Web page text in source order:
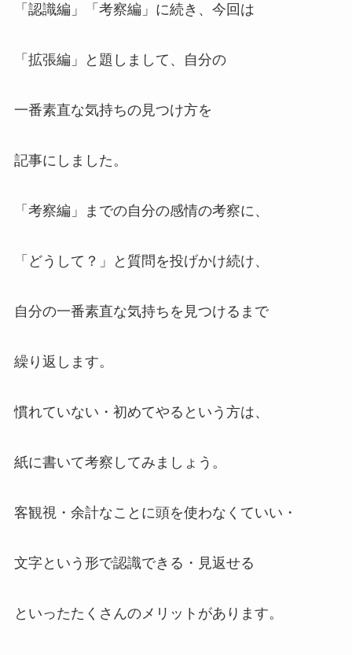
「認識編」「考察編」に続き、今回は
「拡張編」と題しまして、自分の
一番素直な気持ちの見つけ方を
記事にしました。
「考察編」までの自分の感情の考察に、
「どうして？」と質問を投げかけ続け、
自分の一番素直な気持ちを見つけるまで
繰り返します。
慣れていない・初めてやるという方は、
紙に書いて考察してみましょう。
客観視・余計なことに頭を使わなくていい・
文字という形で認識できる・見返せる
といったたくさんのメリットがあります。